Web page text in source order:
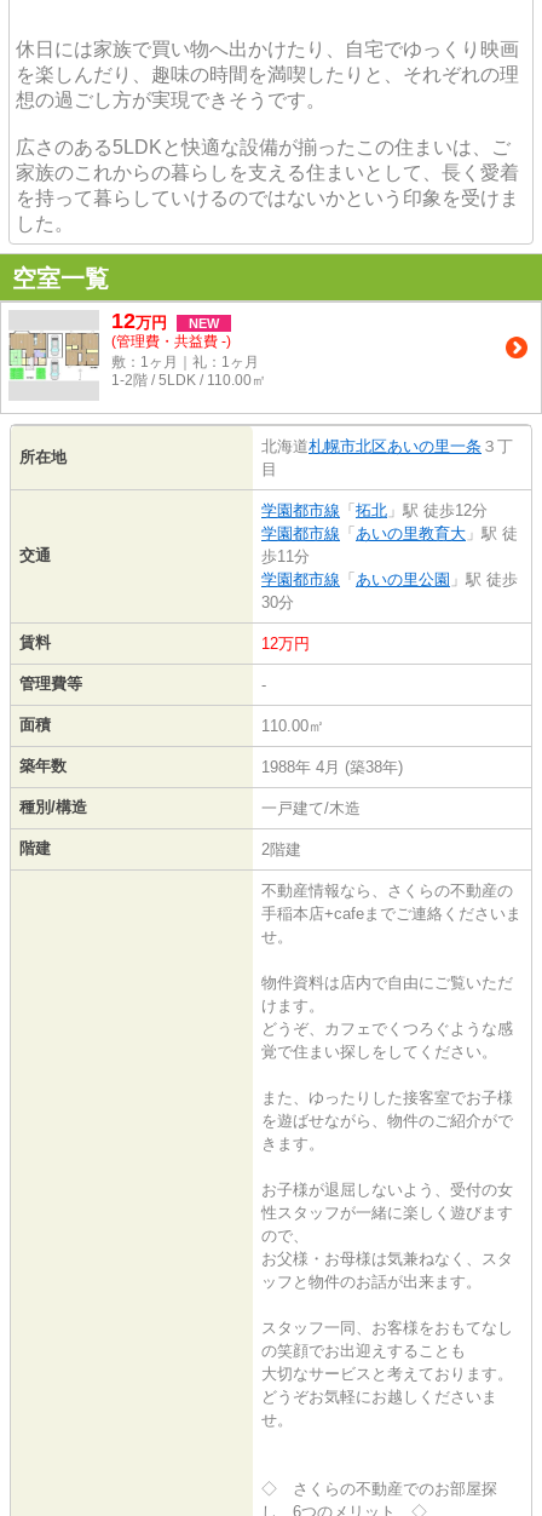
休日には家族で買い物へ出かけたり、自宅でゆっくり映画
を楽しんだり、趣味の時間を満喫したりと、それぞれの理
想の過ごし方が実現できそうです。
広さのある5LDKと快適な設備が揃ったこの住まいは、ご
家族のこれからの暮らしを支える住まいとして、長く愛着
を持って暮らしていけるのではないかという印象を受けま
した。
空室一覧
12万円 NEW
(管理費・共益費 -)
敷：1ヶ月｜礼：1ヶ月
1-2階 / 5LDK / 110.00㎡
所在地
北海道札幌市北区あいの里一条 ３丁
目
交通
学園都市線 「拓北 」駅 徒歩12分
学園都市線 「あいの里教育大 」駅 徒
歩11分
学園都市線 「あいの里公園 」駅 徒歩
30分
賃料 12万円
管理費等 -
面積 110.00㎡
築年数 1988年 4月 (築38年)
種別/構造 一戸建て/木造
階建 2階建
不動産情報なら、さくらの不動産の
手稲本店+cafeまでご連絡くださいま
せ。
物件資料は店内で自由にご覧いただ
けます。
どうぞ、カフェでくつろぐような感
覚で住まい探しをしてください。
また、ゆったりした接客室でお子様
を遊ばせながら、物件のご紹介がで
きます。
お子様が退屈しないよう、受付の女
性スタッフが一緒に楽しく遊びます
ので、
お父様・お母様は気兼ねなく、スタ
ッフと物件のお話が出来ます。
スタッフ一同、お客様をおもてなし
の笑顔でお出迎えすることも
大切なサービスと考えております。
どうぞお気軽にお越しくださいま
せ。
◇ さくらの不動産でのお部屋探
し 6つのメリット ◇